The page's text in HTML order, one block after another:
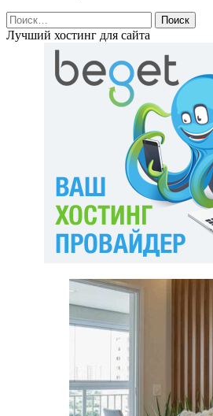
Найти:
Лучший хостинг для сайта